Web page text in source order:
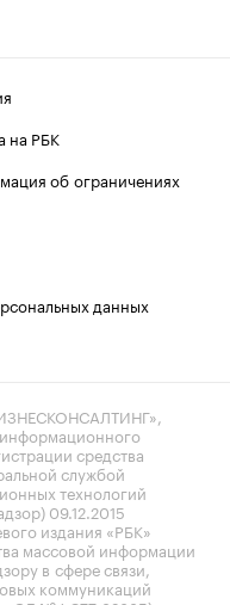
на РБК
об ограничениях
данных
средства
службой
технологий
09.12.2015
издания «РБК»
массовой информации
в сфере связи,
коммуникаций